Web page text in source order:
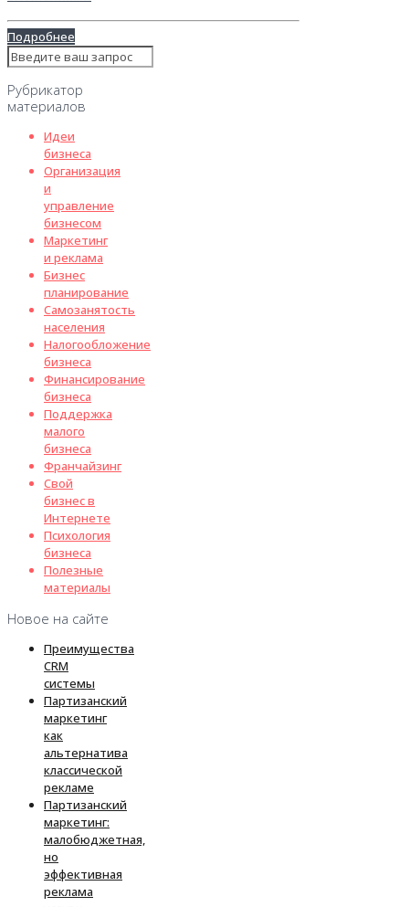
Подробнее
Рубрикатор
материалов
Идеи
бизнеса
Организация
и
управление
бизнесом
Маркетинг
и реклама
Бизнес
планирование
Самозанятость
населения
Налогообложение
бизнеса
Финансирование
бизнеса
Поддержка
малого
бизнеса
Франчайзинг
Свой
бизнес в
Интернете
Психология
бизнеса
Полезные
материалы
Новое на сайте
Преимущества
CRM
системы
Партизанский
маркетинг
как
альтернатива
классической
рекламе
Партизанский
маркетинг:
малобюджетная,
но
эффективная
реклама